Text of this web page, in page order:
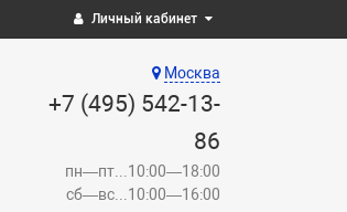
Личный кабинет
Москва
+7 (495) 542-13-
86
пн—пт...10:00—18:00
сб—вс...10:00—16:00